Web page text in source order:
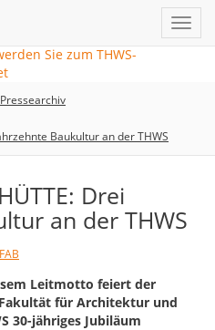
Pressearchiv
Baukultur an der THWS
Drei
an der THWS
FAB
Leitmotto feiert der
für Architektur und
30-jähriges Jubiläum